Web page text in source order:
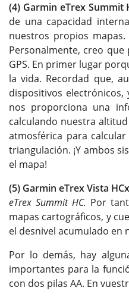
(4) Garmin eTrex Summit
de una capacidad
nuestros propios
Personalmente, creo
GPS. En primer lugar
la vida. Recordad que,
dispositivos
nos proporciona una
calculando nuestra
atmosférica para
triangulación. ¡Y ambos
el mapa!
(5) Garmin eTrex Vista
eTrex Summit HC. Por
mapas cartográficos, y
el desnivel acumulado en
Por lo demás, hay
importantes para la
con dos pilas AA. En